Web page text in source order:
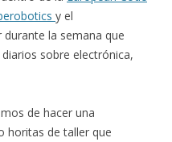
y el
la semana que
sobre electrónica,
de hacer una
horitas de taller que